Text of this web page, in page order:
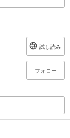
試し読み
フォロー